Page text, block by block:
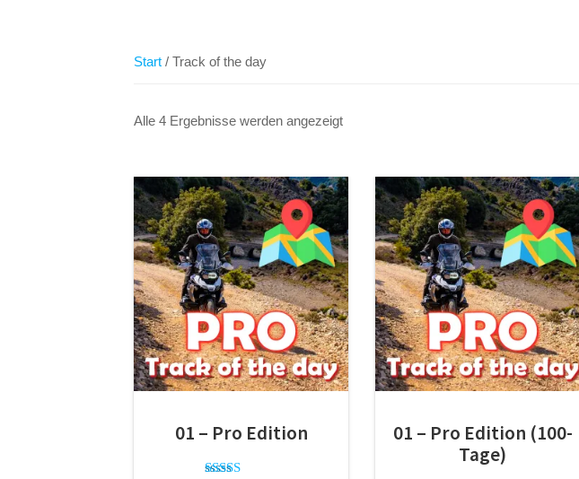
Start / Track of the day
Alle 4 Ergebnisse werden angezeigt
01 – Pro Edition
01 – Pro Edition (100-
Tage)